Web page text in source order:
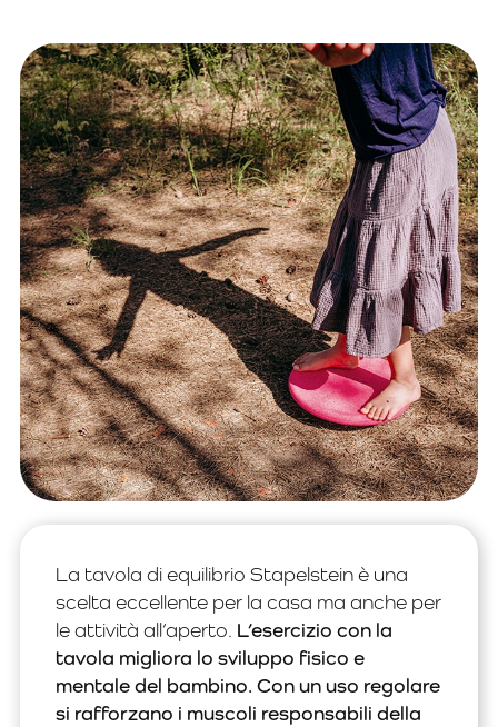
La tavola di equilibrio Stapelstein è una
scelta eccellente per la casa ma anche per
le attività all’aperto. L’esercizio con la
tavola migliora lo sviluppo fisico e
mentale del bambino. Con un uso regolare
si rafforzano i muscoli responsabili della